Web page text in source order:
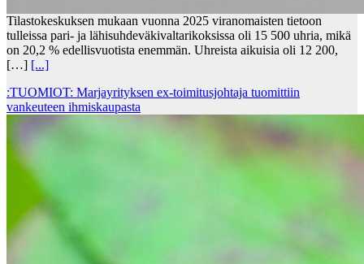
Tilastokeskuksen mukaan vuonna 2025 viranomaisten tietoon
tulleissa pari- ja lähisuhdeväkivaltarikoksissa oli 15 500 uhria, mikä
on 20,2 % edellisvuotista enemmän. Uhreista aikuisia oli 12 200,
[…] [...]
:TUOMIOT: Marjayrityksen ex-toimitusjohtaja tuomittiin
vankeuteen ihmiskaupasta